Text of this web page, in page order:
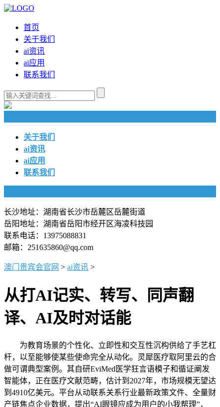
首页
关于我们
ai资讯
ai应用
联系我们
关于我们
ai资讯
ai应用
联系我们
长沙地址：湖南省长沙市岳麓区岳麓街道
岳阳地址：湖南省岳阳市经开区海凌科技园
联系电话：13975088831
邮箱：251635860@qq.com
澳门贵宾会官网 > ai资讯 >
从打AI记实、转写、同声翻
译、AI及时对话能
为教育场景的个性化、立即性和交互性沉构供给了手艺杠
杆，以至能够使某些使命完全从动化。灵犀医疗取阿里云的合
做可谓典型案例。其自研EviMed医学狂言语模子和循证阐发
智能体，正在医疗文献范畴，估计到2027年，市场规模无望达
到4910亿美元。平台从动联系关系行业最新政策文件、全量财
产链焦点企业数据，提出“AI眼镜应成为用户的小我帮理”，